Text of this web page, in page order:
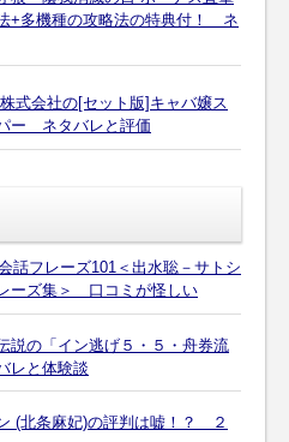
+多機種の攻略法の特典付！ ネ
式会社の[セット版]キャバ嬢ス
ー ネタバレと評価
話フレーズ101＜出水聡－サトシ
ーズ集＞ 口コミが怪しい
説の「イン逃げ５・５・舟券流
レと体験談
(北条麻妃)の評判は嘘！？ ２